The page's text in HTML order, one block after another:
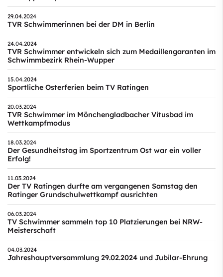
29.04.2024
TVR Schwimmerinnen bei der DM in Berlin
24.04.2024
TVR Schwimmer entwickeln sich zum Medaillengaranten im
Schwimmbezirk Rhein-Wupper
15.04.2024
Sportliche Osterferien beim TV Ratingen
20.03.2024
TVR Schwimmer im Mönchengladbacher Vitusbad im
Wettkampfmodus
18.03.2024
Der Gesundheitstag im Sportzentrum Ost war ein voller
Erfolg!
11.03.2024
Der TV Ratingen durfte am vergangenen Samstag den
Ratinger Grundschulwettkampf ausrichten
06.03.2024
TV Schwimmer sammeln top 10 Platzierungen bei NRW-
Meisterschaft
04.03.2024
Jahreshauptversammlung 29.02.2024 und Jubilar-Ehrung